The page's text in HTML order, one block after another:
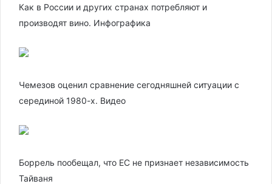
Как в России и других странах потребляют и
производят вино. Инфографика
Чемезов оценил сравнение сегодняшней ситуации с
серединой 1980-х. Видео
Боррель пообещал, что ЕС не признает независимость
Тайваня